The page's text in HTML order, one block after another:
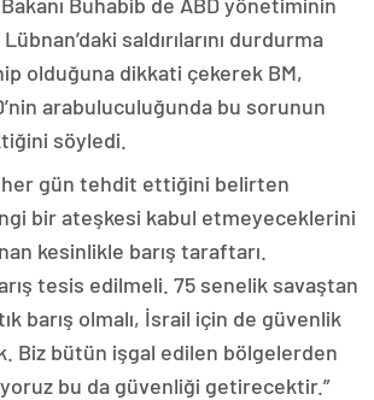
saldırılarını durdurma
olduğuna dikkati çekerek BM,
arabuluculuğunda bu sorunun
söyledi.
her gün tehdit ettiğini belirten
bir ateşkesi kabul etmeyeceklerini
kesinlikle barış taraftarı.
tesis edilmeli. 75 senelik savaştan
barış olmalı, İsrail için de güvenlik
Biz bütün işgal edilen bölgelerden
bu da güvenliği getirecektir.”